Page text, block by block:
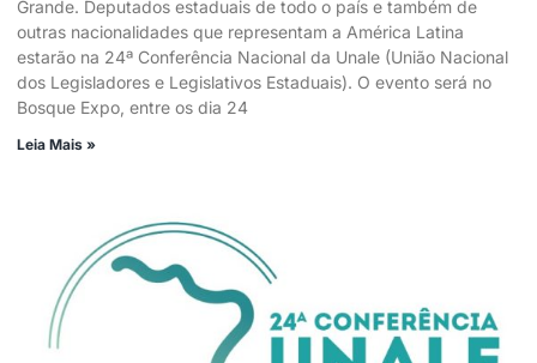
Grande. Deputados estaduais de todo o país e também de
outras nacionalidades que representam a América Latina
estarão na 24ª Conferência Nacional da Unale (União Nacional
dos Legisladores e Legislativos Estaduais). O evento será no
Bosque Expo, entre os dia 24
Leia Mais »